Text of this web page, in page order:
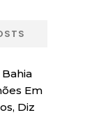
Em
Diz